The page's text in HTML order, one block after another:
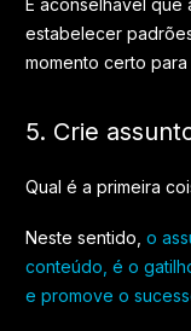
estabelecer
momento certo
5. Crie
Qual é a primeira
Neste sentido, o
conteúdo, é o
e promove o